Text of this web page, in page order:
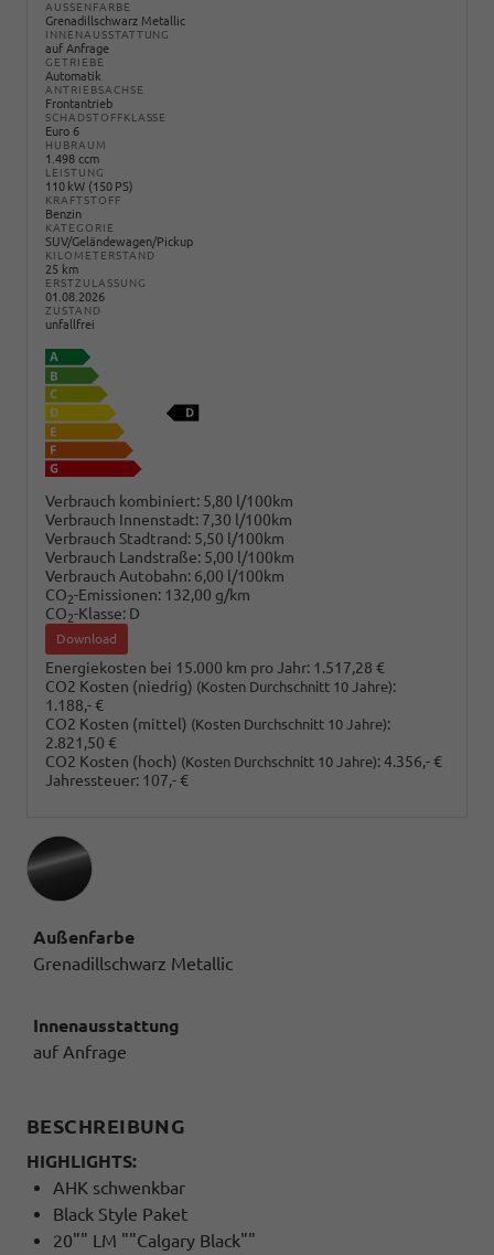
AUSSENFARBE
Grenadillschwarz Metallic
INNENAUSSTATTUNG
auf Anfrage
GETRIEBE
Automatik
ANTRIEBSACHSE
Frontantrieb
SCHADSTOFFKLASSE
Euro 6
HUBRAUM
1.498 ccm
LEISTUNG
110 kW (150 PS)
KRAFTSTOFF
Benzin
KATEGORIE
SUV/Geländewagen/Pickup
KILOMETERSTAND
25 km
ERSTZULASSUNG
01.08.2026
ZUSTAND
unfallfrei
Verbrauch kombiniert: 5,80 l/100km
Verbrauch Innenstadt: 7,30 l/100km
Verbrauch Stadtrand: 5,50 l/100km
Verbrauch Landstraße: 5,00 l/100km
Verbrauch Autobahn: 6,00 l/100km
CO2-Emissionen: 132,00 g/km
CO2-Klasse: D
Download
Energiekosten bei 15.000 km pro Jahr: 1.517,28 €
CO2 Kosten (niedrig) (Kosten Durchschnitt 10 Jahre):
1.188,- €
CO2 Kosten (mittel) (Kosten Durchschnitt 10 Jahre):
2.821,50 €
CO2 Kosten (hoch) (Kosten Durchschnitt 10 Jahre):4.356,- €
Jahressteuer: 107,- €
Außenfarbe
Grenadillschwarz Metallic
Innenausstattung
auf Anfrage
BESCHREIBUNG
HIGHLIGHTS:
AHK schwenkbar
Black Style Paket
20"" LM ""Calgary Black""